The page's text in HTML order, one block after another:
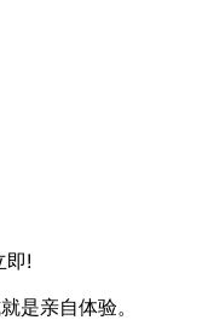
即!
是亲自体验。